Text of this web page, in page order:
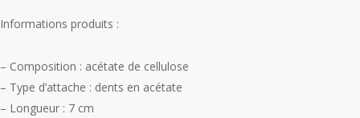
Informations produits :
– Composition : acétate de cellulose
– Type d’attache : dents en acétate
– Longueur : 7 cm